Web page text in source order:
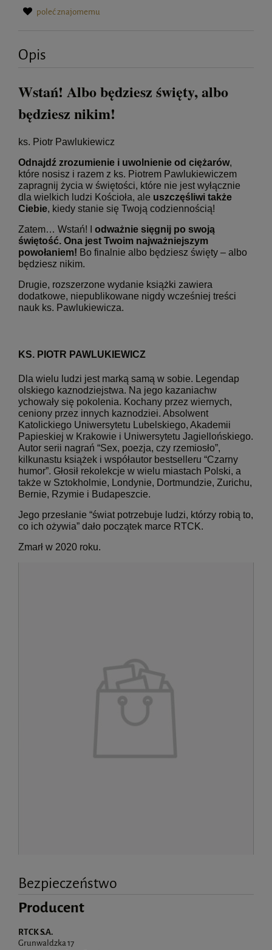
poleć znajomemu
Opis
Wstań! Albo będziesz święty, albo
będziesz nikim!
ks. Piotr Pawlukiewicz
Odnajdź zrozumienie i uwolnienie od ciężarów,
które nosisz i razem z ks. Piotrem Pawlukiewiczem
zapragnij życia w świętości, które nie jest wyłącznie
dla wielkich ludzi Kościoła, ale uszczęśliwi także
Ciebie, kiedy stanie się Twoją codziennością!
Zatem… Wstań! I odważnie sięgnij po swoją
świętość. Ona jest Twoim najważniejszym
powołaniem! Bo finalnie albo będziesz święty – albo
będziesz nikim.
Drugie, rozszerzone wydanie książki zawiera
dodatkowe, niepublikowane nigdy wcześniej treści
nauk ks. Pawlukiewicza.
KS. PIOTR PAWLUKIEWICZ
Dla wielu ludzi jest marką samą w sobie. Legendap
olskiego kaznodziejstwa. Na jego kazaniachw
ychowały się pokolenia. Kochany przez wiernych,
ceniony przez innych kaznodziei. Absolwent
Katolickiego Uniwersytetu Lubelskiego, Akademii
Papieskiej w Krakowie i Uniwersytetu Jagiellońskiego.
Autor serii nagrań “Sex, poezja, czy rzemiosło”,
kilkunastu książek i współautor bestselleru “Czarny
humor”. Głosił rekolekcje w wielu miastach Polski, a
także w Sztokholmie, Londynie, Dortmundzie, Zurichu,
Bernie, Rzymie i Budapeszcie.
Jego przesłanie “świat potrzebuje ludzi, którzy robią to,
co ich ożywia” dało początek marce RTCK.
Zmarł w 2020 roku.
Bezpieczeństwo
Producent
RTCK S.A.
Grunwaldzka 17